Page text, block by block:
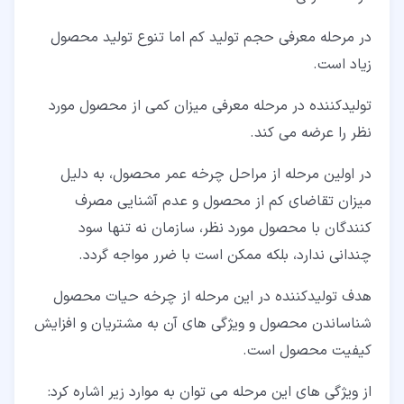
در مرحله معرفی حجم تولید کم اما تنوع تولید محصول
زیاد است.
تولیدکننده در مرحله معرفی میزان کمی از محصول مورد
نظر را عرضه می ­کند.
در اولین مرحله از مراحل چرخه عمر محصول، به دلیل
میزان تقاضای کم از محصول و عدم آشنایی مصرف
کنندگان با محصول مورد نظر، سازمان نه تنها سود
چندانی ندارد، بلکه ممکن است با ضرر مواجه گردد.
هدف تولیدکننده در این مرحله از چرخه حیات محصول
شناساندن محصول و ویژگی­ های آن به مشتریان و افزایش
کیفیت محصول است.
از ویژگی های این مرحله می توان به موارد زیر اشاره کرد: